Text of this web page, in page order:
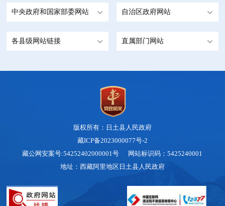
中央政府和国家部委网站 自治区政府网站
各县级网站链接 直属部门网站
版权所有：日土县人民政府
藏ICP备2023000077号-2
藏公网安案号:54252402000001号 网站标识码：5425240001
地址：西藏阿里地区日土县人民政府